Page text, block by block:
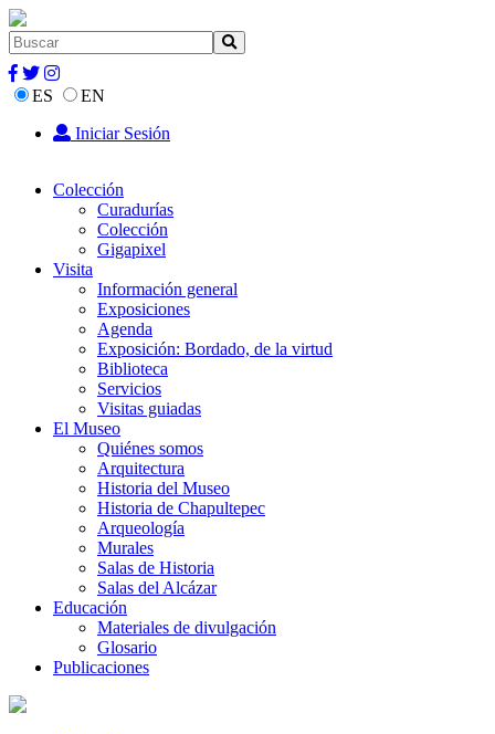
ES
EN
Iniciar Sesión
Colección
Curadurías
Colección
Gigapixel
Visita
Información general
Exposiciones
Agenda
Exposición: Bordado, de la virtud
Biblioteca
Servicios
Visitas guiadas
El Museo
Quiénes somos
Arquitectura
Historia del Museo
Historia de Chapultepec
Arqueología
Murales
Salas de Historia
Salas del Alcázar
Educación
Materiales de divulgación
Glosario
Publicaciones